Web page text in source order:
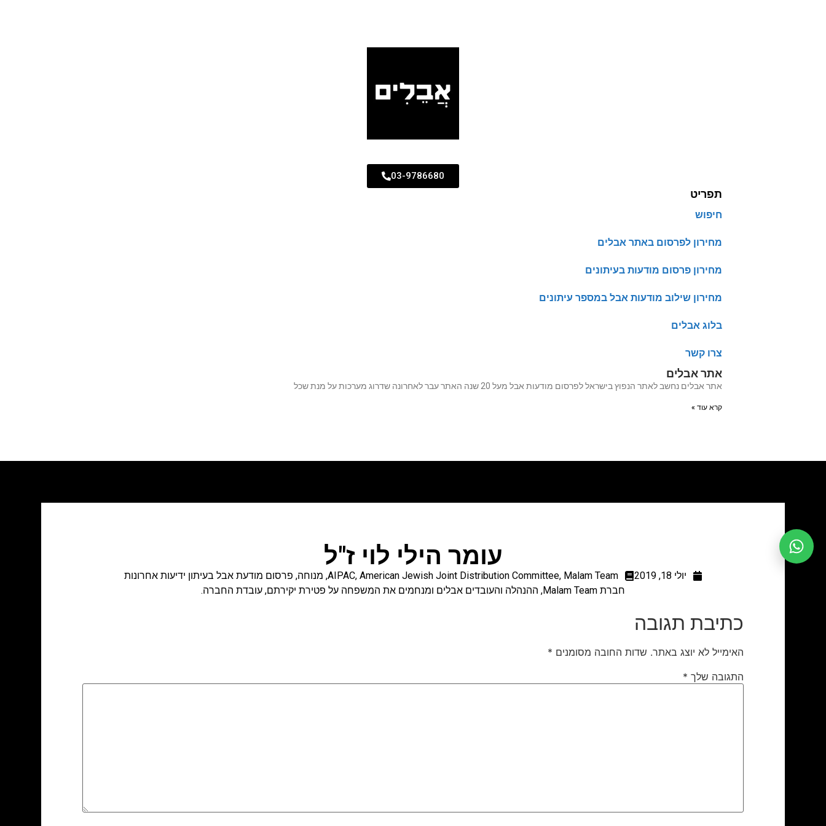
03-9786680
תפריט
חיפוש
מחירון לפרסום באתר אבלים
מחירון פרסום מודעות בעיתונים
מחירון שילוב מודעות אבל במספר עיתונים
בלוג אבלים
צרו קשר
אתר אבלים
אתר אבלים נחשב לאתר הנפוץ בישראל לפרסום מודעות אבל מעל 20 שנה האתר עבר לאחרונה שדרוג מערכות על מנת שכל
קרא עוד »
עומר הילי לוי ז"ל
יולי 18, 2019 AIPAC, American Jewish Joint Distribution Committee, Malam Team
, מנוחה, פרסום מודעת אבל בעיתון ידיעות אחרונות
חברת Malam Team, ההנהלה והעובדים אבלים ומנחמים את המשפחה על פטירת יקירתם, עובדת החברה.
כתיבת תגובה
האימייל לא יוצג באתר. שדות החובה מסומנים *
התגובה שלך *